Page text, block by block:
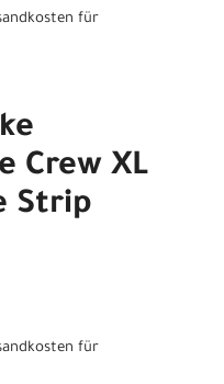
für
Crew XL
Strip
für